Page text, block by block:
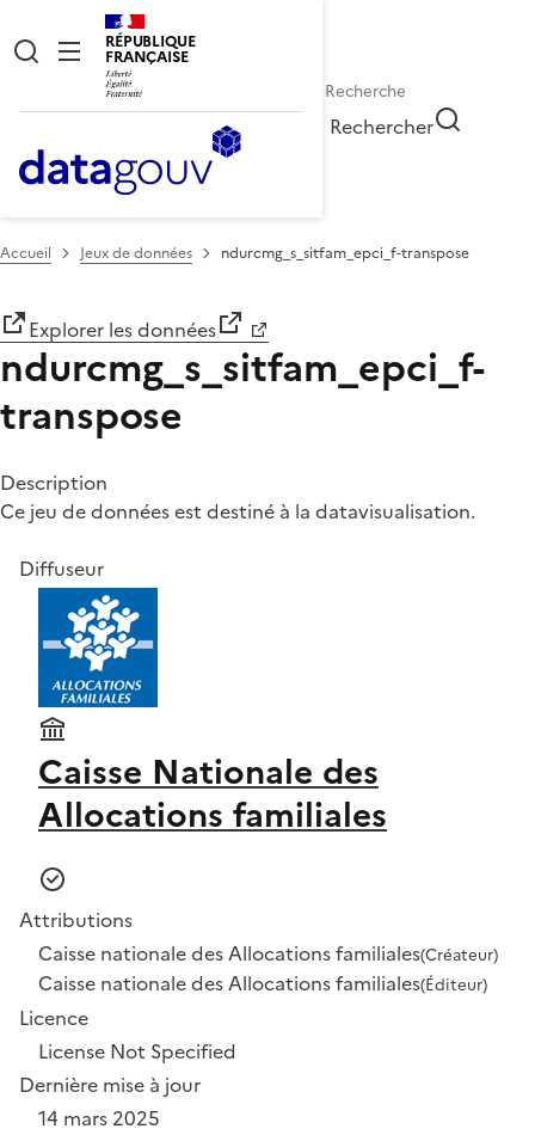
RÉPUBLIQUE
FRANÇAISE
Rechercher
Accueil Jeux de données ndurcmg_s_sitfam_epci_f-transpose
Explorer les données
ndurcmg_s_sitfam_epci_f-
transpose
Description
Ce jeu de données est destiné à la datavisualisation.
Diffuseur
Caisse Nationale des
Allocations familiales
Attributions
Caisse nationale des Allocations familiales(Créateur)
Caisse nationale des Allocations familiales(Éditeur)
Licence
License Not Specified
Dernière mise à jour
14 mars 2025